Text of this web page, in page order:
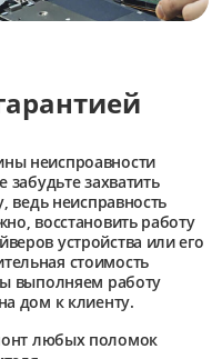
неиспроавности
забудьте захватить
ведь неисправность
восстановить работу
устройства или его
стоимость
выполняем работу
дом к клиенту.
любых поломок